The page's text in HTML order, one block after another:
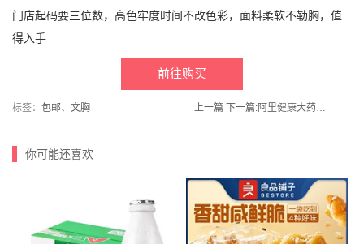
门店起码要三位数，高色牢度时间不改色彩，面料柔软不勒胸，值
得入手
前往购买
标签： 包邮、 文胸 上一篇 下一篇: 阿里健康大药房！哈药盖中盖氨糖软骨素钙片42粒
你可能还喜欢